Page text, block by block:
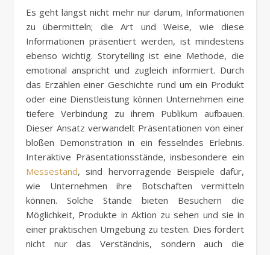
Es geht längst nicht mehr nur darum, Informationen
zu übermitteln; die Art und Weise, wie diese
Informationen präsentiert werden, ist mindestens
ebenso wichtig. Storytelling ist eine Methode, die
emotional anspricht und zugleich informiert. Durch
das Erzählen einer Geschichte rund um ein Produkt
oder eine Dienstleistung können Unternehmen eine
tiefere Verbindung zu ihrem Publikum aufbauen.
Dieser Ansatz verwandelt Präsentationen von einer
bloßen Demonstration in ein fesselndes Erlebnis.
Interaktive Präsentationsstände, insbesondere ein
Messestand, sind hervorragende Beispiele dafür,
wie Unternehmen ihre Botschaften vermitteln
können. Solche Stände bieten Besuchern die
Möglichkeit, Produkte in Aktion zu sehen und sie in
einer praktischen Umgebung zu testen. Dies fördert
nicht nur das Verständnis, sondern auch die